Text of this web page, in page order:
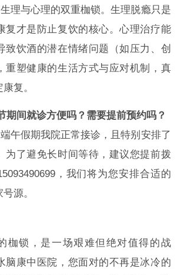
理与心理的双重枷锁。生理脱瘾只是
复才是防止复饮的核心。心理治疗能
致饮酒的潜在情绪问题（如压力、创
重塑健康的生活方式与应对机制，真
复。
期间就诊方便吗？需要提前预约吗？
午假期我院正常接诊，且特别安排了
为了避免长时间等待，建议您提前拨
，我们将为您安排合适的
源。
枷锁，是一场艰难但绝对值得的战
脑康中医院，您面对的不再是冰冷的